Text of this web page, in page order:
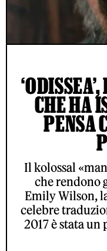
CHE HA
PENSA
Il kolossal
che rendono
Emily Wilson,
celebre
2017 è stata